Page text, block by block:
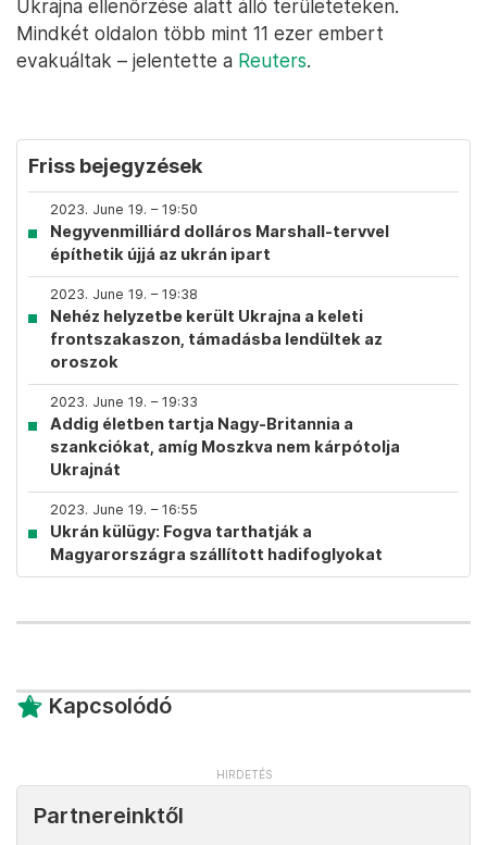
Ukrajna ellenőrzése alatt álló területeteken.
Mindkét oldalon több mint 11 ezer embert
evakuáltak – jelentette a Reuters.
Friss bejegyzések
2023. June 19. – 19:50
Negyvenmilliárd dolláros Marshall-tervvel
építhetik újjá az ukrán ipart
2023. June 19. – 19:38
Nehéz helyzetbe került Ukrajna a keleti
frontszakaszon, támadásba lendültek az
oroszok
2023. June 19. – 19:33
Addig életben tartja Nagy-Britannia a
szankciókat, amíg Moszkva nem kárpótolja
Ukrajnát
2023. June 19. – 16:55
Ukrán külügy: Fogva tarthatják a
Magyarországra szállított hadifoglyokat
Kapcsolódó
Partnereinktől